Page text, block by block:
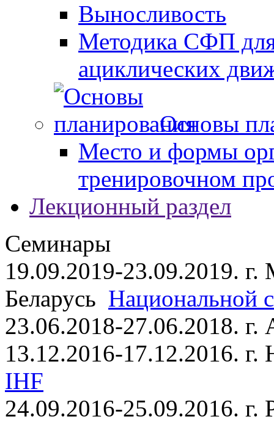
Выносливость
Методика СФП для
ациклических
Основы
Место и формы
тренировочном
Лекционный раздел
Семинары
19.09.2019-23.09.2019. г.
Беларусь Национальной
23.06.2018-27.06.2018.
13.12.2016-17.12.2016.
IHF
24.09.2016-25.09.2016. г.